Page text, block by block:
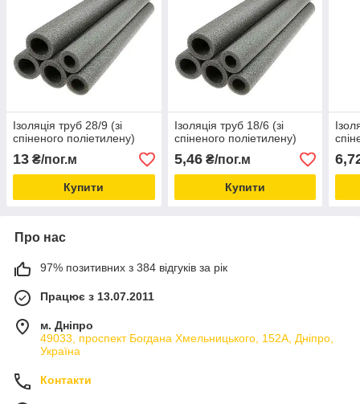
Ізоляція труб 28/9 (зі
спіненого поліетилену)
13 ₴/пог.м
Купити
Ізоляція труб 18/6 (зі
спіненого поліетилену)
5,46₴/пог.м
Купити
Про нас
97% позитивних з 384 відгуків за рік
Працює з 13.07.2011
м. Дніпро
49033, проспект Богдана Хмельницького, 152А, Дніпро,
Україна
Контакти